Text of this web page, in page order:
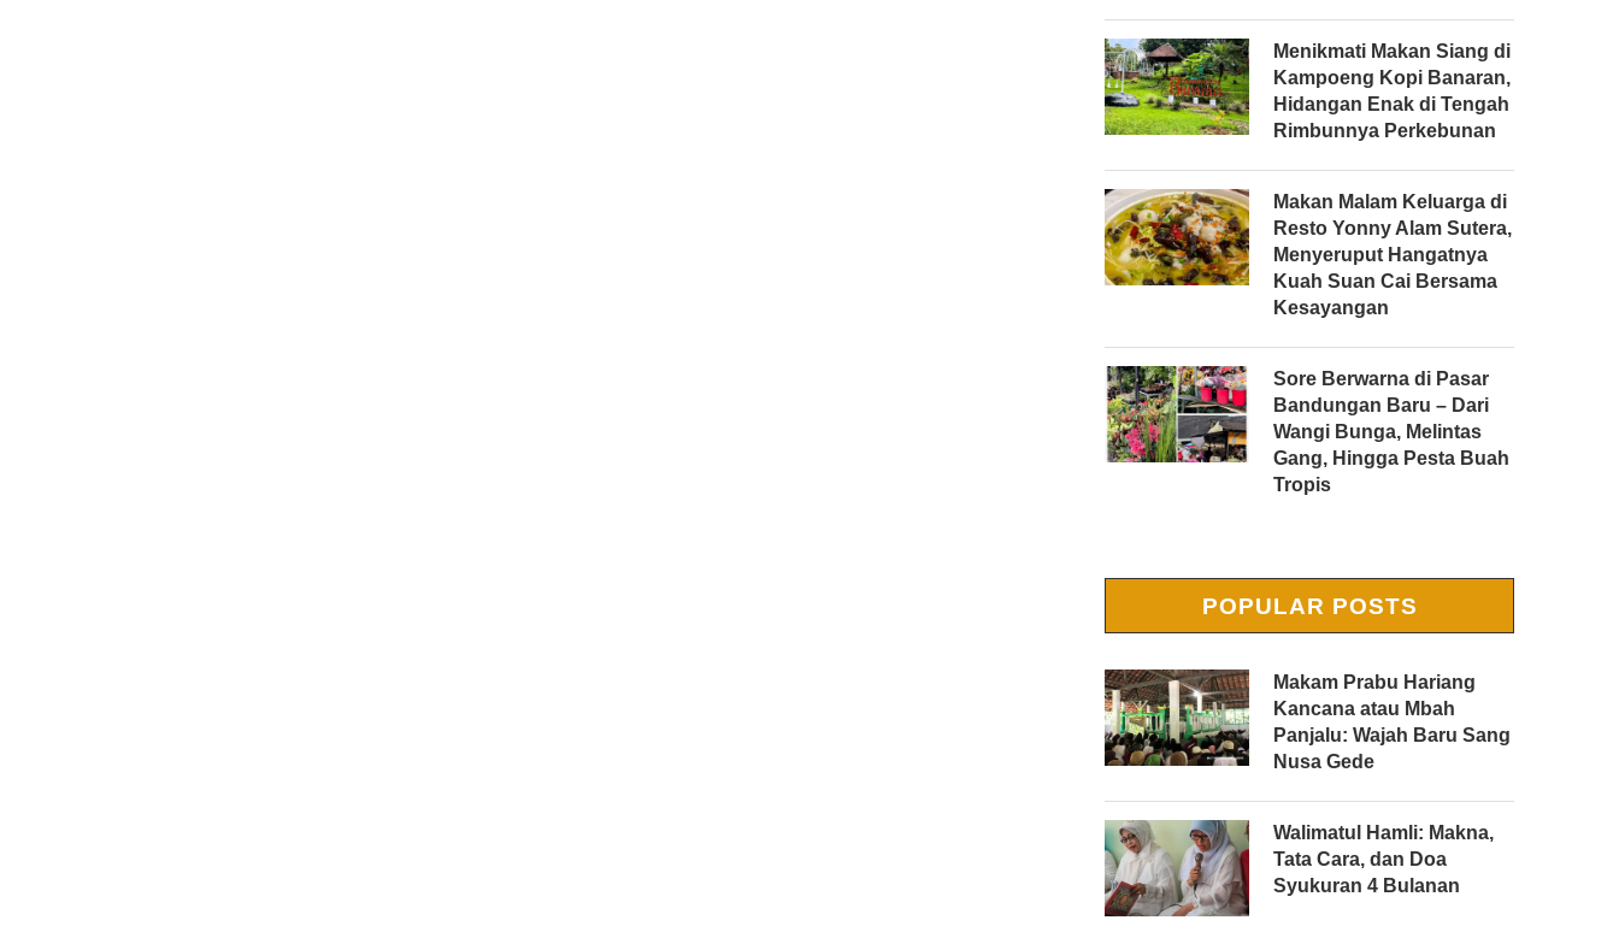
Menikmati Makan Siang di
Kampoeng Kopi Banaran,
Hidangan Enak di Tengah
Rimbunnya Perkebunan
Makan Malam Keluarga di
Resto Yonny Alam Sutera,
Menyeruput Hangatnya
Kuah Suan Cai Bersama
Kesayangan
Sore Berwarna di Pasar
Bandungan Baru – Dari
Wangi Bunga, Melintas
Gang, Hingga Pesta Buah
Tropis
POPULAR POSTS
Makam Prabu Hariang
Kancana atau Mbah
Panjalu: Wajah Baru Sang
Nusa Gede
Walimatul Hamli: Makna,
Tata Cara, dan Doa
Syukuran 4 Bulanan